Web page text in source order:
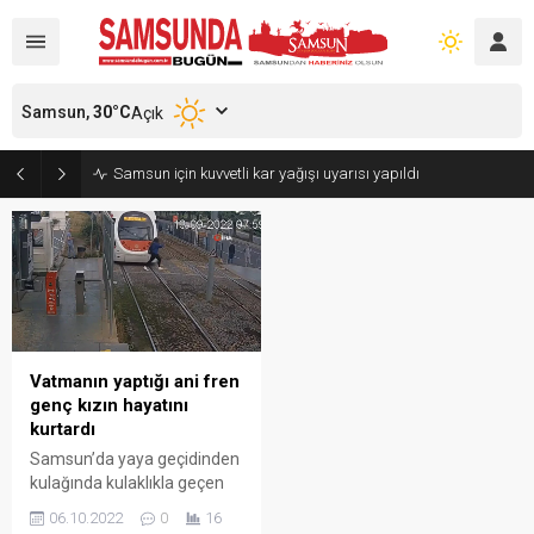
Samsun için kuvvetli kar yağışı uyarısı yapıldı
Samsun,30°CAçık
Vatmanın yaptığı ani fren
genç kızın hayatını
kurtardı
Samsun’da yaya geçidinden
kulağında kulaklıkla geçen
genç kız, vatmanın kendisini
06.10.2022 0 16